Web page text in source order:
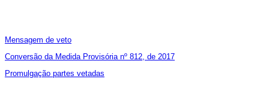
Mensagem de veto
Conversão da Medida Provisória nº 812, de 2017
Promulgação partes vetadas